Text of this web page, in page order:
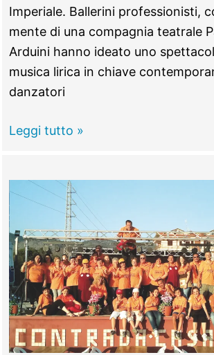
Imperiale. Ballerini professionisti,
mente di una compagnia teatrale
Arduini hanno ideato uno
musica lirica in chiave
danzatori
Inno
29
maggio
all’Imperiale
“Visionary
Opera”
(video)
Leggi tutto »